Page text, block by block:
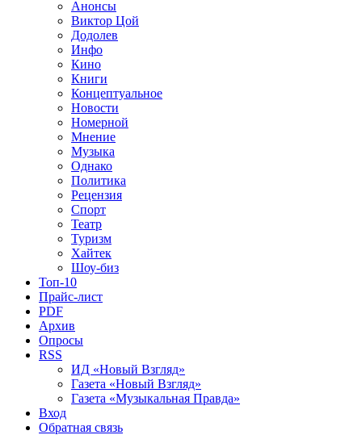
Анонсы
Виктор Цой
Додолев
Инфо
Кино
Книги
Концептуальное
Новости
Номерной
Мнение
Музыка
Однако
Политика
Рецензия
Спорт
Театр
Туризм
Хайтек
Шоу-биз
Топ-10
Прайс-лист
PDF
Архив
Опросы
RSS
ИД «Новый Взгляд»
Газета «Новый Взгляд»
Газета «Музыкальная Правда»
Вход
Обратная связь